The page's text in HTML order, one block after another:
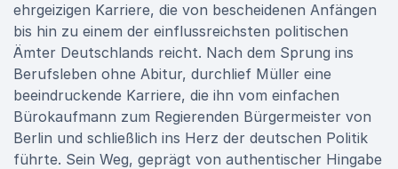
ehrgeizigen Karriere, die von bescheidenen Anfängen
bis hin zu einem der einflussreichsten politischen
Ämter Deutschlands reicht. Nach dem Sprung ins
Berufsleben ohne Abitur, durchlief Müller eine
beeindruckende Karriere, die ihn vom einfachen
Bürokaufmann zum Regierenden Bürgermeister von
Berlin und schließlich ins Herz der deutschen Politik
führte. Sein Weg, geprägt von authentischer Hingabe